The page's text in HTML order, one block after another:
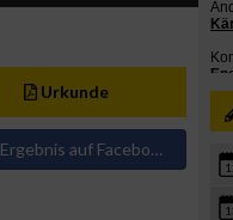
Urkunde
Ergebnis auf Facebook teilen